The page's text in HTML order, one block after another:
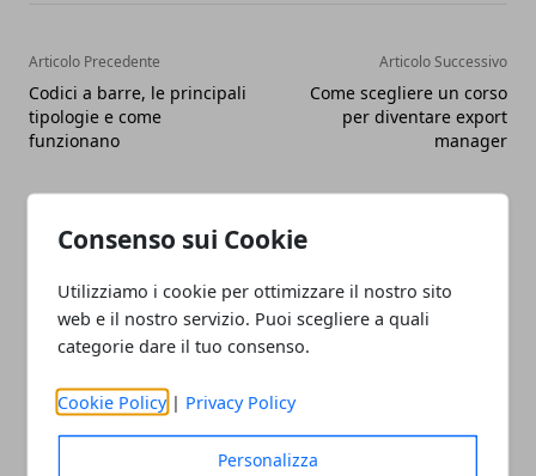
Consenso sui Cookie
Utilizziamo i cookie per ottimizzare il nostro sito
web e il nostro servizio. Puoi scegliere a quali
categorie dare il tuo consenso.
Cookie Policy | Privacy Policy
Personalizza
Articolo Precedente
Codici a barre, le principali
tipologie e come
funzionano
Articolo Successivo
Come scegliere un corso
per diventare export
manager
Redazione